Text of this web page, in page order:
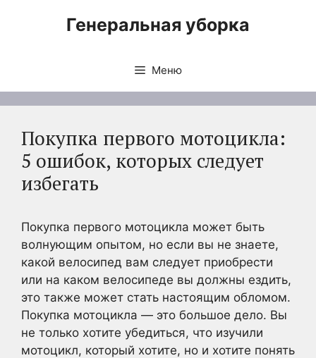
Генеральная уборка
Меню
Покупка первого мотоцикла:
5 ошибок, которых следует
избегать
Покупка первого мотоцикла может быть
волнующим опытом, но если вы не знаете,
какой велосипед вам следует приобрести
или на каком велосипеде вы должны ездить,
это также может стать настоящим обломом.
Покупка мотоцикла — это большое дело. Вы
не только хотите убедиться, что изучили
мотоцикл, который хотите, но и хотите понять